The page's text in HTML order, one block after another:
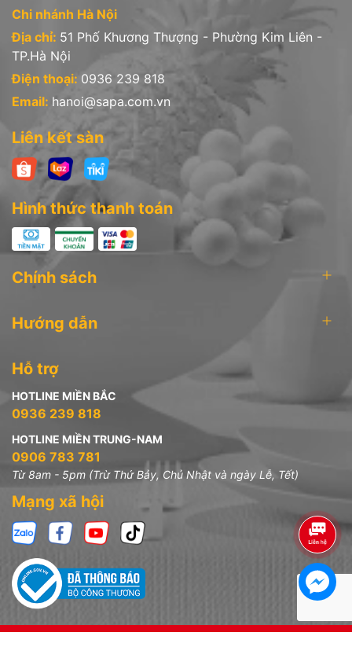
Chi nhánh Hà Nội
Địa chỉ: 51 Phố Khương Thượng - Phường Kim Liên -
TP.Hà Nội
Điện thoại: 0936 239 818
Email: hanoi@sapa.com.vn
Liên kết sàn
Hình thức thanh toán
Chính sách
Hướng dẫn
Hỗ trợ
HOTLINE MIỀN BẮC
0936 239 818
HOTLINE MIỀN TRUNG-NAM
0906 783 781
Từ 8am - 5pm (Trừ Thứ Bảy, Chủ Nhật và ngày Lễ, Tết)
Mạng xã hội